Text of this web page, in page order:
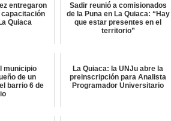
entregaron
Quiaca
Sadir reunió a comisionados
de la Puna en La Quiaca: “Hay
que estar presentes en el
territorio”
municipio
de un
barrio 6 de
La Quiaca: la UNJu abre la
preinscripción para Analista
Programador Universitario